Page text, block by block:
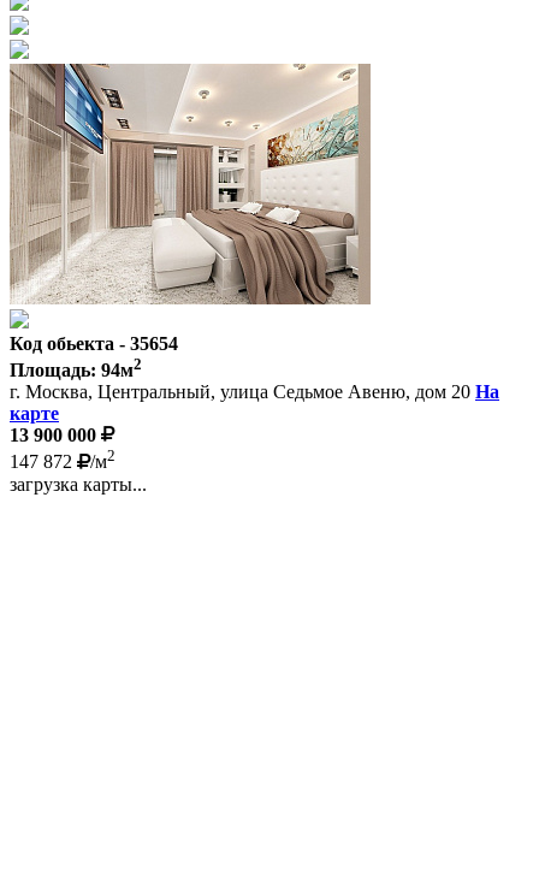
Код обьекта - 35654
Площадь: 94м2
г. Москва, Центральный, улица Седьмое Авеню, дом 20 На
карте
13 900 000
147 872
/м2
загрузка карты...